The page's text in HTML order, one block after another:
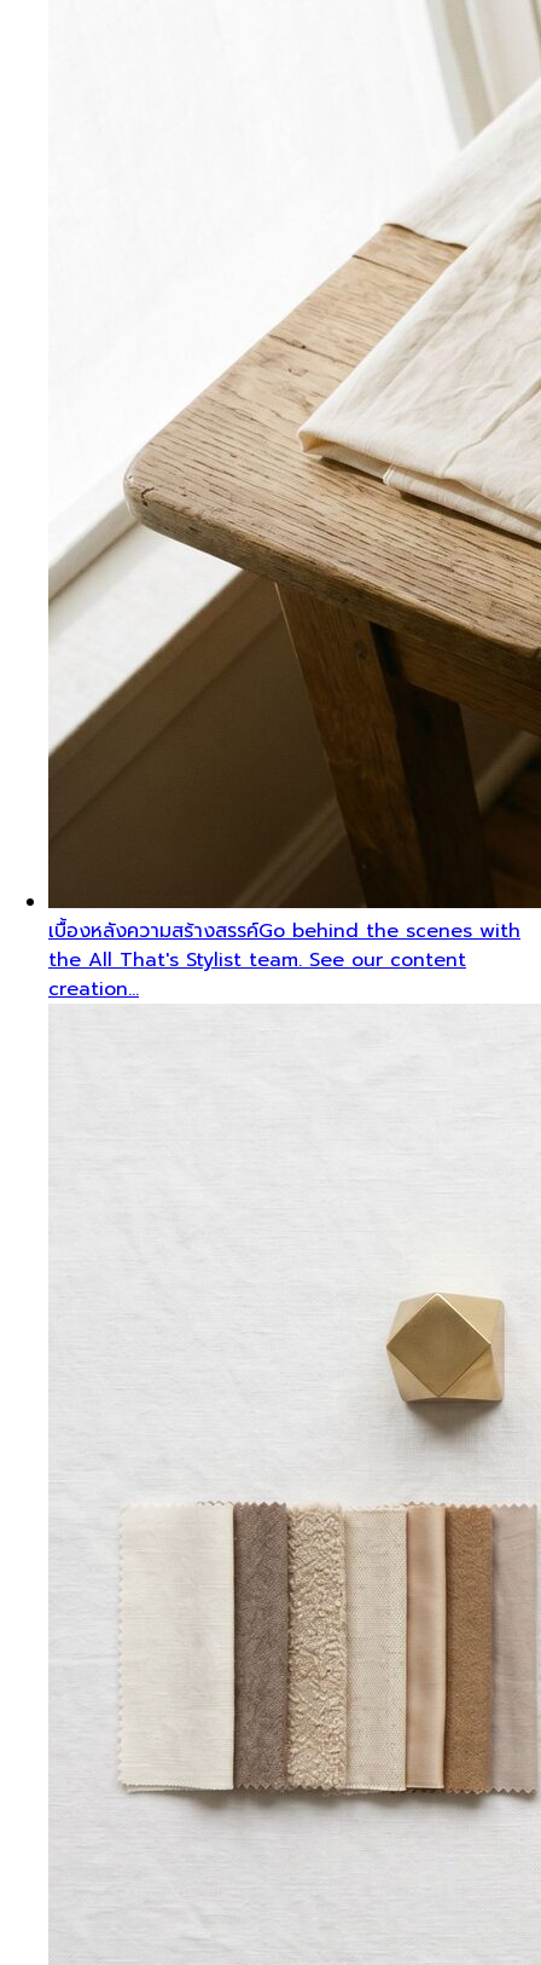
เบื้องหลังความสร้างสรรค์Go behind the scenes with
the All That's Stylist team. See our content
creation…